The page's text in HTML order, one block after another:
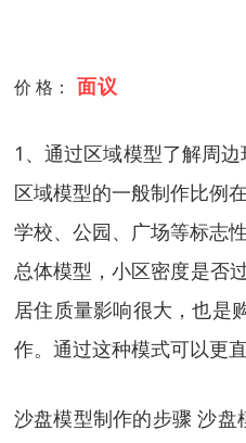
价 格： 面议
1、通过区域模型了解周
区域模型的一般制作比例
学校、公园、广场等标志
总体模型，小区密度是否
居住质量影响很大，也是
作。通过这种模式可以更
沙盘模型制作的步骤 沙